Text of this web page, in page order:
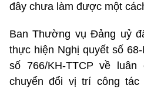
đây chưa làm được một
Ban Thường vụ Đảng uỷ
thực hiện Nghị quyết số
số 766/KH-TTCP về
chuyển đổi vị trí công